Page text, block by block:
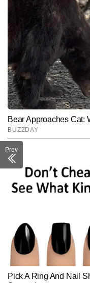
Prev